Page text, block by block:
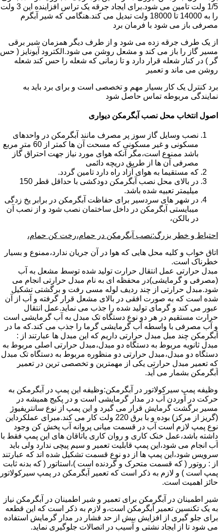
1/5 ولت تامین می شود.برای ایجاد جرقه یک تراس افزاینده این 3 ولت
را به 14000 تا 18000 ولت تبدیل می کند.هنگامی که شیر آبگرم
مصرفی باز می شود با فرمان برد
از یک طرف جرقه زده می شود و از طرف دیگر همزمان شیر برقی
مسیر گاز را باز می کند و مشعل روشن می شود.الکترود آیونایز ( حس
گر ) در کنار شعله قرار دارد و تا زمانی که شعله را حس کند شعله
روشن می ماند و تعمیر
برد کنترل یک کار بسیار مهم و تخصصی است و برای برد باید به
نمایندگی مربوطه تماس حاصل شود
اصول انتخاب محل نصب آبگرمکن دیواری
نصب وسایل گاز سوز پر مصرف مانند آبگرمکن در واحدهای
مسکونی و غیر مسکونی که مسحت آن ها کمتر از 60 متر مربع
باشد ممنوع است،مگر آنکه هوای مورد نیاز جهت احتراق گاز
مصرفی آن ها از طریق دریچه دائمی
که مستقیما به هوای آزاد راه دارد تامین گردد.
در بالای محل نصب آبگرمکن دودکشی با حداقل قطر 150
میلیمتر تعبیه شده باشد.
در شهر های سردسیر برای حفاظت آبگرمکن در برابر یخ زدگی
میبایستی آبگرمکن در داخل ساختمان نصب شود و از نصب آن
در بالکن،
احتیاط و خطر بزرگ:نصب آبگرمکن در حمام،رخت کن حمام،
اتاق خواب و کلیه محل هایی که هوا در آن جریان ندارد،ممنوع و بسیار
خطرناک است.
مبدل حرارتی عمل انتقال حرارت تولید شده توسط مشعل به آب
(مصرفی و گرمایشی)در محفظه ای به نام مبدل حرارتی انجام می
شود.مبدل حرارتی از چند ردیف لوله مسی رفت و برگشتی تشکیل
شده است که به صورت افقی در بالای مشعل قرار گرفته و آب از آن
عبور می کند و گرمای تولید شده را جذب می نماید.عمل انتقال
حرارت مستقیم در هر دو نوع دستگاه تک مبدل به آب گرمایشی است
و آب مصرفی با واسطه آب گرمایشی گرما را جذب می کند.که ما در
آبگرمکن چند مبل مبدل حرارتی داریم که این مبدل ها عبارتند از :
مبدل ثانویه مربوط به دستگاه دو مبدل،مبدل حرارتی اصلی مربوط به
دستگاه دو مبدل،مبدل حرارتی دو منظوره مربوط به دستگاه تک مبدل
که تعمیر مبدل حرارتی یکی از مهمترین و تخصصی ترین در تعمیر
آبگرمکن بشمار می آید.
وظیفه پمپ سیرکولاتور در آبگرمکن:وظیفه این پمپ در آبگرمکن به
حرکت در آوردن آب در مدار گرمایشی است و در پکیج همیشه در
مسیر برگشت گرمایش قرار می گیرد و این پمپ از نوع سانتریفیوژ
(گریز از مرکز) بوده و با برق 220 ولت کار می کند.مبرای عملکرداین
نوع پمپ لازم است آب در قسمت میانی پروانه آب پخش کن وجود
داشته باشد،عمل خنک کاری و روان کاری یاتاقان های این پمپ فقط با
آب انجام می شود،این پمپ قابلیت تعمیر و سیم پیچی ندارد ولی باید
سرویس شود،این پمپ ها از دو نوع قسمت تشکیل شده اند که عبارتند
از : روتور ( که قسمت متحرک و گردنده است )،استاتور ( که بدنه ثابت
پمپ است ) و لازم به ذکر است که تعمیر آبگرمکن در پمپ سیرکولاتور
حائز اهمیت است.
شیر اطمینان در آبگرمکن برای تعمیر و شیر اطمینان در آبگرمکن نیاز
به یک تکنسین تعمیر آبگرمکن است،و لازم به ذکر است که این قطعه
برای جلو گیری از افزایش بیش از حد فشار در مدار گرمایش استفاده
می شود تا از ایجاد نشتی و آسیب در اتصالات جلوگیری نماید.